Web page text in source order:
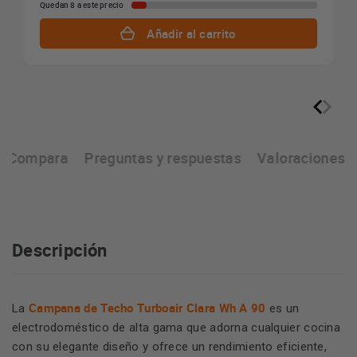
Quedan 8 a este precio
Añadir al carrito
Compara Preguntas y respuestas Valoraciones
Descripción
La Campana de Techo Turboair Clara Wh A 90 es un
electrodoméstico de alta gama que adorna cualquier cocina
con su elegante diseño y ofrece un rendimiento eficiente,